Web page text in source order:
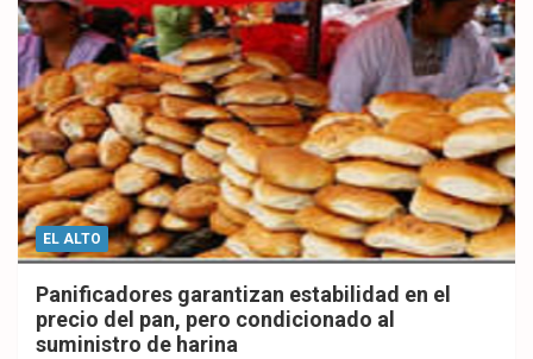
EL ALTO
Panificadores garantizan estabilidad en el
precio del pan, pero condicionado al
suministro de harina